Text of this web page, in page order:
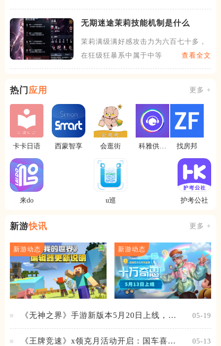
无期迷途茉莉技能机制是什么
茉莉满级满好感攻击力为六百七十多，
在狂级狂暴系中属于中等水平
查看全文
热门 应用 更多 +
卡卡日语 西蒙智享 会逛街
科雅供热
找房邦
来do u巡 护考公社
新游快讯 更多 +
新游动态 新游动态
《无神之界》手游新版本5月20日上线，女
05-19
《王牌竞速》x领克月活动开启：国车喜迎
05-13